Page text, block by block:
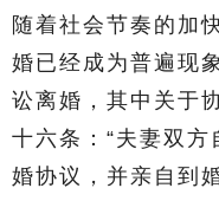
随着社会节奏的加
婚已经成为普遍现
讼离婚，其中关于
十六条：“夫妻双
婚协议，并亲自到